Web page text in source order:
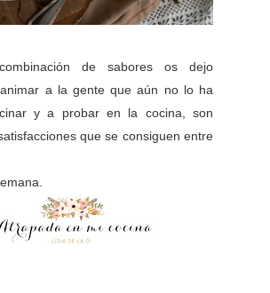
de sabores os dejo
a la gente que aún no lo ha
y a probar en la cocina, son
que se consiguen entre